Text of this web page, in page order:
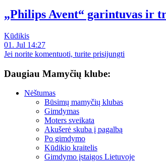
„Philips Avent“ garintuvas ir
Kūdikis
01. Jul 14:27
Jei norite komentuoti, turite prisijungti
Daugiau Mamyčių klube:
Nėštumas
Būsimų mamyčių klubas
Gimdymas
Moters sveikata
Akušerė skuba į pagalbą
Po gimdymo
Kūdikio kraitelis
Gimdymo įstaigos Lietuvoje